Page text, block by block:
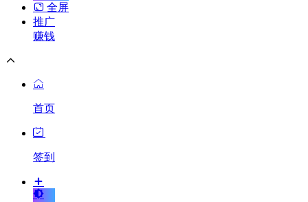
全屏
推广
赚钱
首页
签到